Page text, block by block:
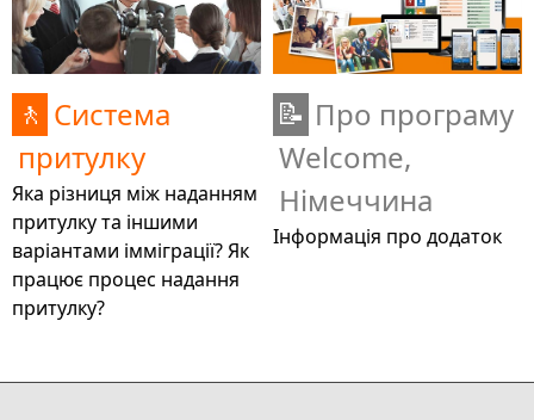
🚶 Система
притулку
Яка різниця між наданням
притулку та іншими
варіантами імміграції? Як
працює процес надання
притулку?
📝 Про програму
Welcome,
Німеччина
Інформація про додаток